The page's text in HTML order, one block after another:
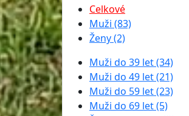
Celkové
Muži (83)
Ženy (2)
Muži do 39 let (34)
Muži do 49 let (21)
Muži do 59 let (23)
Muži do 69 let (5)